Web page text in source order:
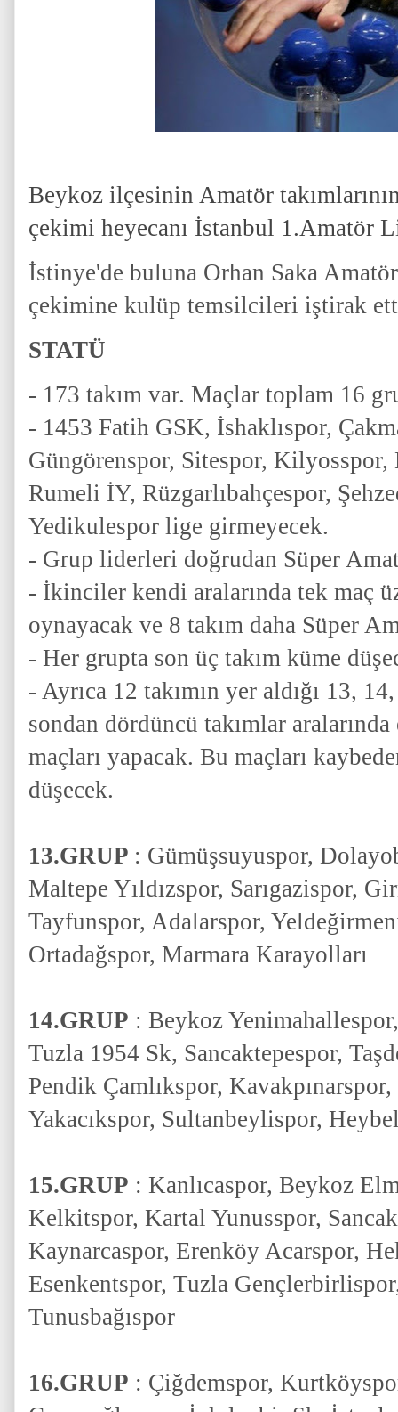
Beykoz ilçesinin Amatör
çekimi heyecanı İstanbul 1.Amatör
İstinye'de buluna Orhan Saka
çekimine kulüp temsilcileri iştirak
STATÜ
- 173 takım var. Maçlar toplam 16
- 1453 Fatih GSK, İshaklıspor,
Güngörenspor, Sitespor, Kilyosspor,
Rumeli İY, Rüzgarlıbahçespor,
Yedikulespor lige girmeyecek.
- Grup liderleri doğrudan Süper
- İkinciler kendi aralarında tek maç
oynayacak ve 8 takım daha Süper
- Her grupta son üç takım küme
- Ayrıca 12 takımın yer aldığı 13,
sondan dördüncü takımlar
maçları yapacak. Bu maçları
düşecek.
13.GRUP : Gümüşsuyuspor,
Maltepe Yıldızspor, Sarıgazispor,
Tayfunspor, Adalarspor,
Ortadağspor, Marmara Karayolları
14.GRUP : Beykoz
Tuzla 1954 Sk, Sancaktepespor,
Pendik Çamlıkspor,
Yakacıkspor, Sultanbeylispor,
15.GRUP : Kanlıcaspor, Beykoz
Kelkitspor, Kartal Yunusspor,
Kaynarcaspor, Erenköy Acarspor,
Esenkentspor, Tuzla
Tunusbağıspor
16.GRUP : Çiğdemspor,